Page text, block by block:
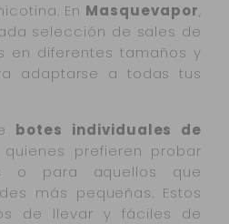
En Masquevapor,
selección de sales de
en diferentes tamaños y
adaptarse a todas tus
botes individuales de
prefieren probar
o para aquellos que
más pequeñas. Estos
de llevar y fáciles de